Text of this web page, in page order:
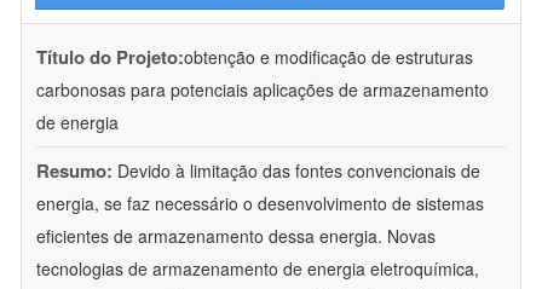
Título do Projeto:obtenção e modificação de estruturas
carbonosas para potenciais aplicações de armazenamento
de energia
Resumo: Devido à limitação das fontes convencionais de
energia, se faz necessário o desenvolvimento de sistemas
eficientes de armazenamento dessa energia. Novas
tecnologias de armazenamento de energia eletroquímica,